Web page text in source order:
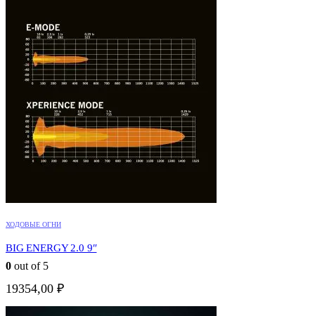
ХОДОВЫЕ ОГНИ
BIG ENERGY 2.0 9″
0 out of 5
19354,00 ₽